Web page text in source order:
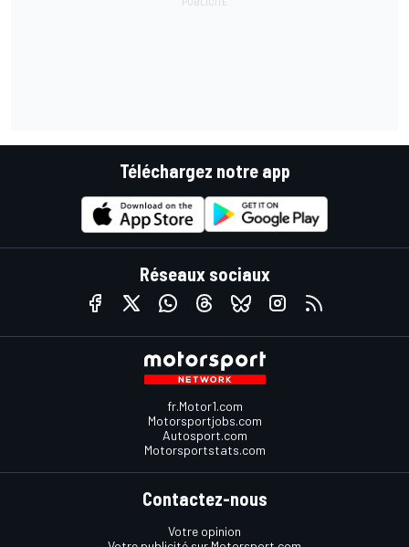
Téléchargez notre app
Réseaux sociaux
fr.Motor1.com
Motorsportjobs.com
Autosport.com
Motorsportstats.com
Contactez-nous
Votre opinion